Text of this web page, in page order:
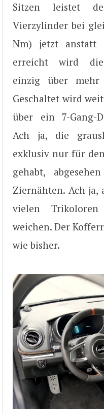
Sitzen leistet
Vierzylinder bei
Nm) jetzt anstatt
erreicht wird
einzig über mehr
Geschaltet wird
über ein 7-Gang-
Ach ja, die
exklusiv nur für
gehabt,
Ziernähten. Ach ja,
vielen Trikoloren
weichen. Der
wie bisher.